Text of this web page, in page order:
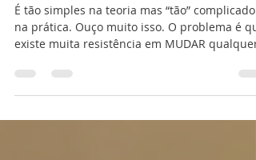
Toda pequena mudança é um salto.
É tão simples na teoria mas “tão” complicado
na prática. Ouço muito isso. O problema é